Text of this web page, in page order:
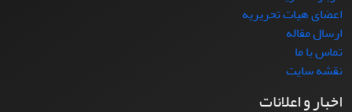
اعضای هیات تحریریه
ارسال مقاله
تماس با ما
نقشه سایت
اخبار و اعلانات